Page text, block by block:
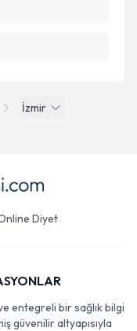
İzmir
Diyet
entegreli bir sağlık bilgi
güvenilir altyapısıyla